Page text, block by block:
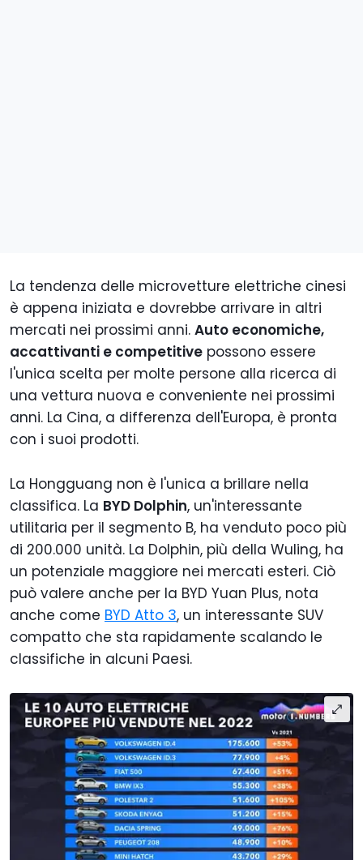
La tendenza delle microvetture elettriche cinesi
è appena iniziata e dovrebbe arrivare in altri
mercati nei prossimi anni. Auto economiche,
accattivanti e competitive possono essere
l'unica scelta per molte persone alla ricerca di
una vettura nuova e conveniente nei prossimi
anni. La Cina, a differenza dell'Europa, è pronta
con i suoi prodotti.
La Hongguang non è l'unica a brillare nella
classifica. La BYD Dolphin, un'interessante
utilitaria per il segmento B, ha venduto poco più
di 200.000 unità. La Dolphin, più della Wuling, ha
un potenziale maggiore nei mercati esteri. Ciò
può valere anche per la BYD Yuan Plus, nota
anche come BYD Atto 3, un interessante SUV
compatto che sta rapidamente scalando le
classifiche in alcuni Paesi.